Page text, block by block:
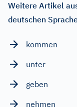
Weitere Artikel
deutschen
kommen
unter
geben
nehmen